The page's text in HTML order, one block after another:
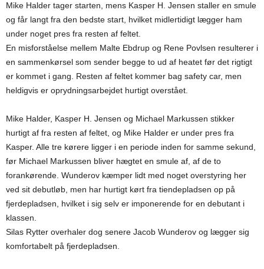
Mike Halder tager starten, mens Kasper H. Jensen staller en smule
og får langt fra den bedste start, hvilket midlertidigt lægger ham
under noget pres fra resten af feltet.
En misforståelse mellem Malte Ebdrup og Rene Povlsen resulterer i
en sammenkørsel som sender begge to ud af heatet før det rigtigt
er kommet i gang. Resten af feltet kommer bag safety car, men
heldigvis er oprydningsarbejdet hurtigt overstået.
Mike Halder, Kasper H. Jensen og Michael Markussen stikker
hurtigt af fra resten af feltet, og Mike Halder er under pres fra
Kasper. Alle tre kørere ligger i en periode inden for samme sekund,
før Michael Markussen bliver hægtet en smule af, af de to
forankørende. Wunderov kæmper lidt med noget overstyring her
ved sit debutløb, men har hurtigt kørt fra tiendepladsen op på
fjerdepladsen, hvilket i sig selv er imponerende for en debutant i
klassen.
Silas Rytter overhaler dog senere Jacob Wunderov og lægger sig
komfortabelt på fjerdepladsen.